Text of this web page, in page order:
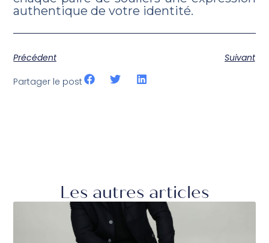
authentique de votre identité.
Précédent
Suivant
Partager le post
Les autres articles